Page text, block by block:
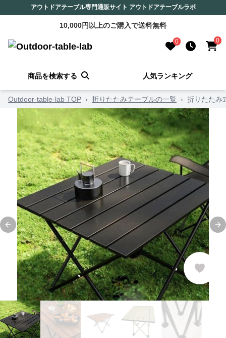
アウトドアテーブル専門通販サイト アウトドアテーブルラボ
10,000円以上のご購入で送料無料
0 0
商品を検索する 人気ランキング
Outdoor-table-lab TOP › 折りたたみテーブルの一覧 › 折りたたみ
Previous slide